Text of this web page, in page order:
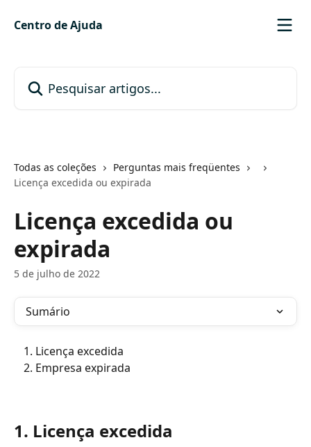
Centro de Ajuda
Todas as coleções
Perguntas mais freqüentes
Licença excedida ou expirada
Licença excedida ou
expirada
5 de julho de 2022
Sumário
Licença excedida
Empresa expirada
1. Licença excedida